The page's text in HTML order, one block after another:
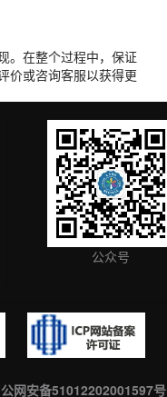
。在整个过程中，保证
价或咨询客服以获得更
公众号
网安备51012202001597号